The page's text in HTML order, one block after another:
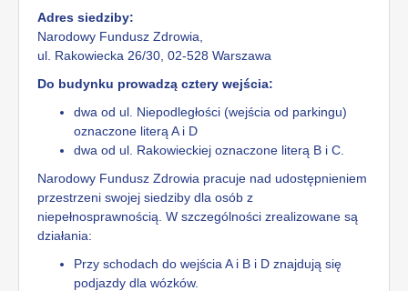
Adres siedziby:
Narodowy Fundusz Zdrowia,
ul. Rakowiecka 26/30, 02-528 Warszawa
Do budynku prowadzą cztery wejścia:
dwa od ul. Niepodległości (wejścia od parkingu)
oznaczone literą A i D
dwa od ul. Rakowieckiej oznaczone literą B i C.
Narodowy Fundusz Zdrowia pracuje nad udostępnieniem
przestrzeni swojej siedziby dla osób z
niepełnosprawnością. W szczególności zrealizowane są
działania:
Przy schodach do wejścia A i B i D znajdują się
podjazdy dla wózków.